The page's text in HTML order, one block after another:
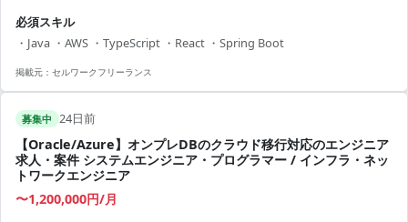
術環境でスキルを活かし伸ばすことができるポジションです。証券業
務の専門知識を活かしつつ、システムのパフォーマンス向上に貢献い
ただける方をお待ちしております。 【アピールポイント】 ・フレック
必須スキル
・Java ・AWS ・TypeScript ・React ・Spring Boot
掲載元： セルワークフリーランス
募集中 24日前
【Oracle/Azure】オンプレDBのクラウド移行対応のエンジニア
求人・案件 システムエンジニア・プログラマー / インフラ・ネッ
トワークエンジニア
〜1,200,000円/月